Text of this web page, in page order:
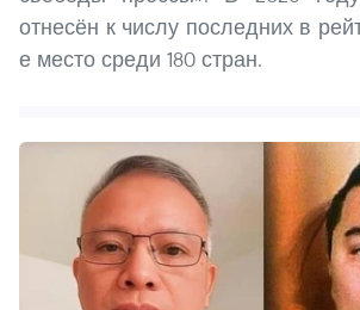
отнесён к числу последних в
е место среди 180 стран.